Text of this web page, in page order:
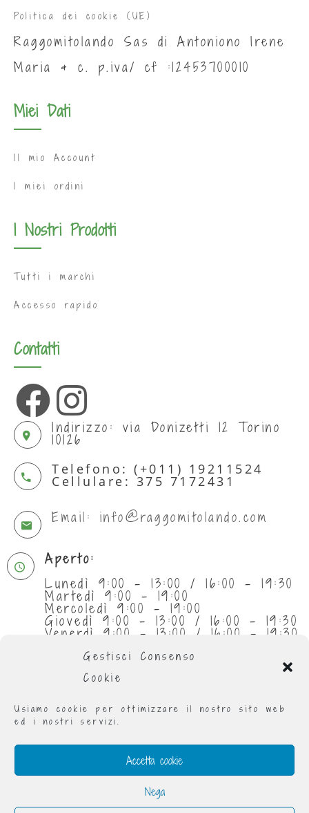
Gestisci Consenso
Cookie
Usiamo cookie per ottimizzare il nostro sito web
ed i nostri servizi.
Accetta cookie
Nega
Politica dei cookie (UE)
Raggomitolando Sas di Antoniono Irene
Maria & c. p.iva/ cf :12453700010
Miei Dati
Il mio Account
I miei ordini
I Nostri Prodotti
Tutti i marchi
Accesso rapido
Contatti
Indirizzo: via Donizetti 12 Torino
10126
Telefono: (+011) 19211524
Cellulare: 375 7172431
Email: info@raggomitolando.com
Aperto:
Lunedì 9:00 - 13:00 / 16:00 - 19:30
Martedì 9:00 - 19:00
Mercoledì 9:00 - 19:00
Giovedì 9:00 - 13:00 / 16:00 - 19:30
Venerdì 9:00 - 13:00 / 16:00 - 19:30